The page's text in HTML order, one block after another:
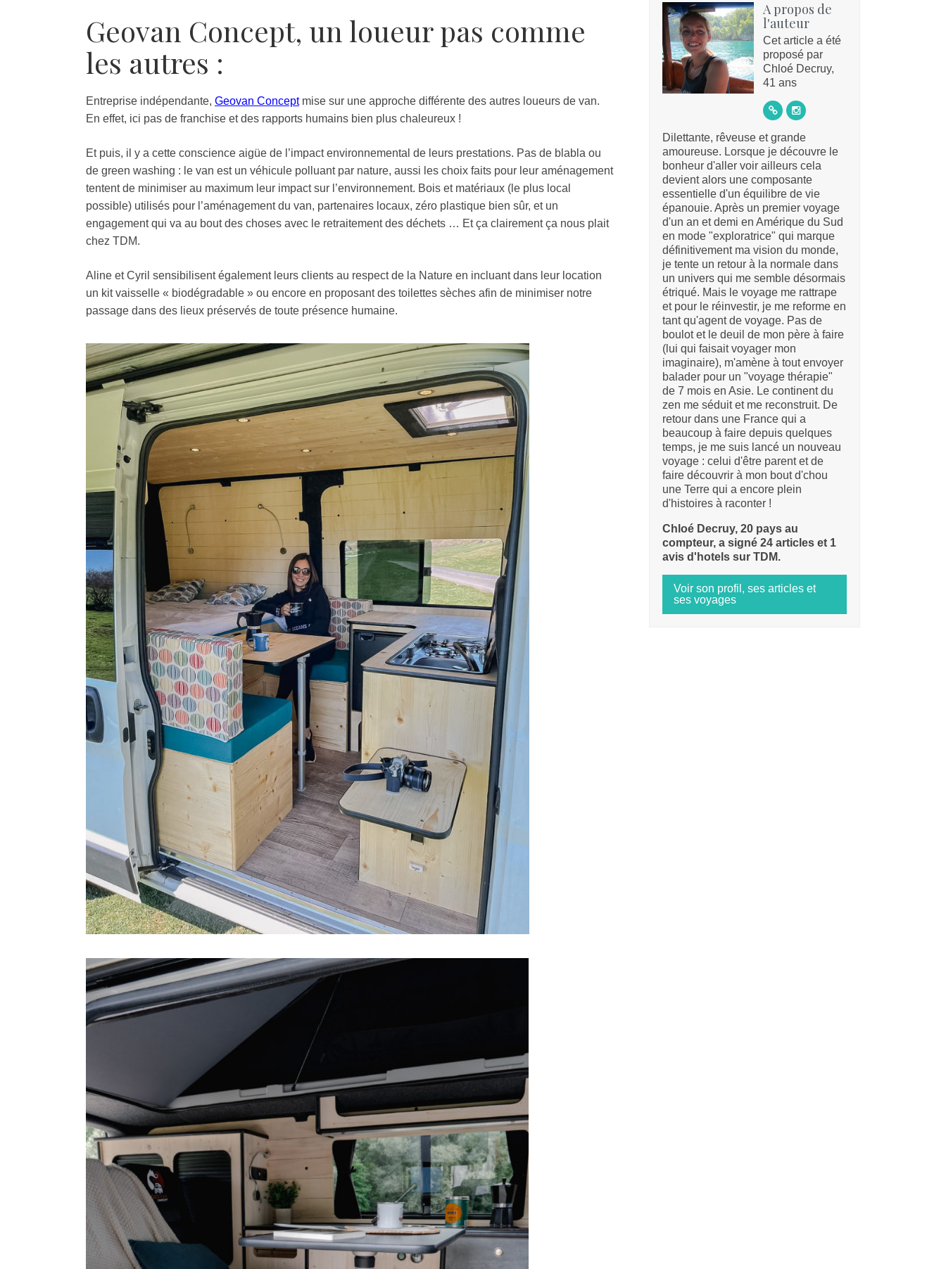
Geovan Concept, un loueur pas comme
les autres :
Entreprise indépendante, Geovan Conceptmise sur une approche différente des autres loueurs de van.
En effet, ici pas de franchise et des rapports humains bien plus chaleureux !
Et puis, il y a cette conscience aigüe de l’impact environnemental de leurs prestations. Pas de blabla ou
de green washing : le van est un véhicule polluant par nature, aussi les choix faits pour leur aménagement
tentent de minimiser au maximum leur impact sur l’environnement. Bois et matériaux (le plus local
possible) utilisés pour l’aménagement du van, partenaires locaux, zéro plastique bien sûr, et un
engagement qui va au bout des choses avec le retraitement des déchets … Et ça clairement ça nous plait
chez TDM.
Aline et Cyril sensibilisent également leurs clients au respect de la Nature en incluant dans leur location
un kit vaisselle « biodégradable » ou encore en proposant des toilettes sèches afin de minimiser notre
passage dans des lieux préservés de toute présence humaine.
A propos de
l'auteur
Cet article a été
proposé par
Chloé Decruy,
41 ans
Dilettante, rêveuse et grande
amoureuse. Lorsque je découvre le
bonheur d'aller voir ailleurs cela
devient alors une composante
essentielle d'un équilibre de vie
épanouie. Après un premier voyage
d'un an et demi en Amérique du Sud
en mode "exploratrice" qui marque
définitivement ma vision du monde,
je tente un retour à la normale dans
un univers qui me semble désormais
étriqué. Mais le voyage me rattrape
et pour le réinvestir, je me reforme en
tant qu'agent de voyage. Pas de
boulot et le deuil de mon père à faire
(lui qui faisait voyager mon
imaginaire), m'amène à tout envoyer
balader pour un "voyage thérapie"
de 7 mois en Asie. Le continent du
zen me séduit et me reconstruit. De
retour dans une France qui a
beaucoup à faire depuis quelques
temps, je me suis lancé un nouveau
voyage : celui d'être parent et de
faire découvrir à mon bout d'chou
une Terre qui a encore plein
d'histoires à raconter !
Chloé Decruy, 20 pays au
compteur, a signé 24 articles et 1
avis d'hotels sur TDM.
Voir son profil, ses articles et
ses voyages